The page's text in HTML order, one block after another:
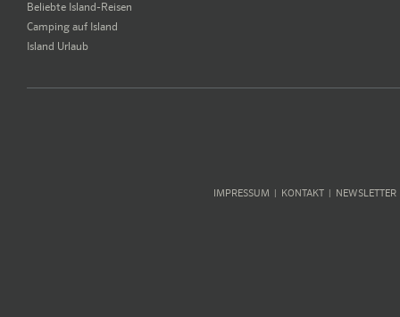
Beliebte Island-Reisen
Camping auf Island
Island Urlaub
IMPRESSUM KONTAKT NEWSLETTER